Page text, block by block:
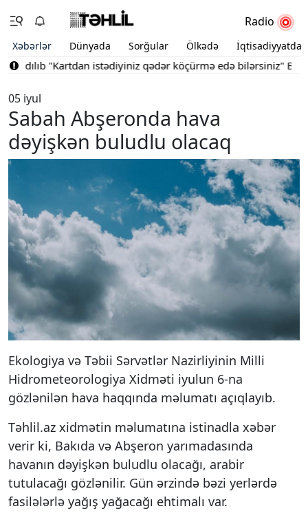
Radio
Xəbərlər Dünyada Sorğular Ölkədə İqtisadiyyatda
"Kartdan istədiyiniz qədər köçürmə edə bilərsiniz"
05 iyul
Sabah Abşeronda hava
dəyişkən buludlu olacaq
Ekologiya və Təbii Sərvətlər Nazirliyinin Milli
Hidrometeorologiya Xidməti iyulun 6-na
gözlənilən hava haqqında məlumatı açıqlayıb.
Təhlil.az xidmətin məlumatına istinadla xəbər
verir ki, Bakıda və Abşeron yarımadasında
havanın dəyişkən buludlu olacağı, arabir
tutulacağı gözlənilir. Gün ərzində bəzi yerlərdə
fasilələrlə yağış yağacağı ehtimalı var.